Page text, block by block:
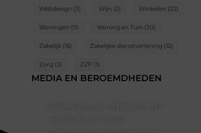
Webdesign (3) Wijn (2) Winkelen (22)
Woningen (11) Woning en Tuin (30)
Zakelijk (16) Zakelijke dienstverlening (12)
Zorg (3) ZZP (1)
MEDIA EN BEROEMDHEDEN